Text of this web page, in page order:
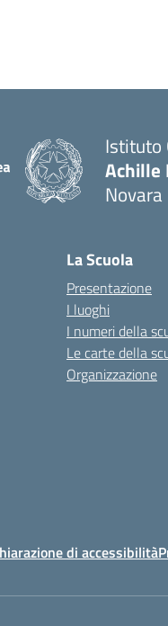
Istituto
Achille
Novara
La Scuola
Presentazione
I luoghi
I numeri della
Le carte della
Organizzazione
di accessibilità